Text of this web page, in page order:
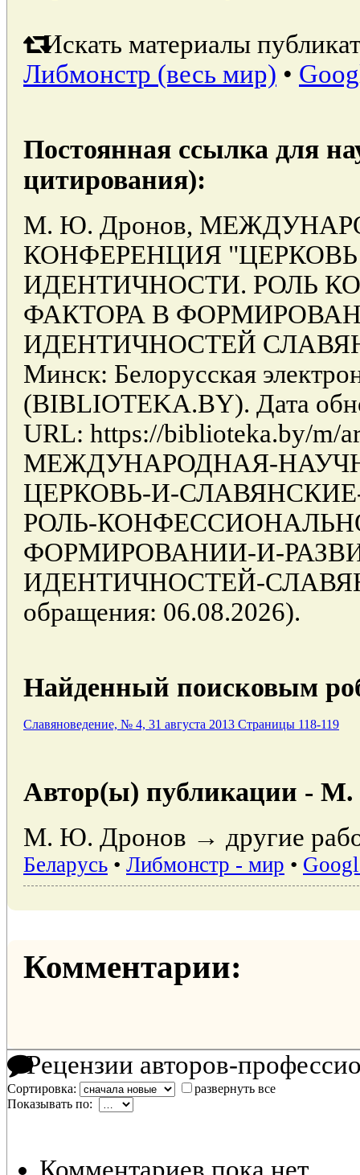
Искать материалы
Либмонстр (весь мир) •
Постоянная ссылка для
цитирования):
М. Ю. Дронов,
КОНФЕРЕНЦИЯ
ИДЕНТИЧНОСТИ. РОЛЬ
ФАКТОРА В
ИДЕНТИЧНОСТЕЙ
Минск: Белорусская
(BIBLIOTEKA.BY). Дата
URL: https://biblioteka.by/m/
МЕЖДУНАРОДНАЯ-
ЦЕРКОВЬ-И-
РОЛЬ-
ФОРМИРОВАНИИ-И-
ИДЕНТИЧНОСТЕЙ-
обращения: 06.08.2026).
Найденный поисковым
Славяноведение, № 4, 31 августа 2013 Страницы 118-119
Автор(ы) публикации -
М. Ю. Дронов → другие
Беларусь • Либмонстр - мир •
Комментарии:
Рецензии авторов-
Сортировка:
развернуть все
Показывать по: